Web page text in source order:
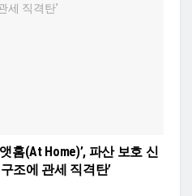
홈(At Home)’, 파산 보호 신
조에 관세 직격탄’